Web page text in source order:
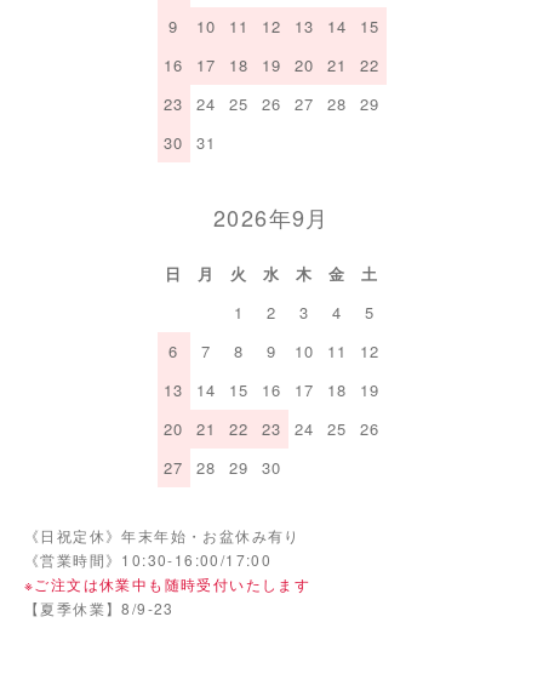
9
10 11 12 13 14
15
16
17 18 19 20 21
22
23
24 25 26 27 28
29
30
31
2026年9月
日 月 火 水 木 金
土
1
2 3 4
5
6
7 8 9 10 11
12
13
14 15 16 17 18
19
20
21 22 23 24 25
26
27
28 29 30
《日祝定休》年末年始・お盆休み有り
《営業時間》10:30-16:00/17:00
※ご注文は休業中も随時受付いたします
【夏季休業】8/9-23